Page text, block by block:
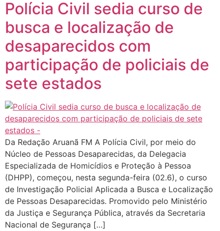
Polícia Civil sedia curso de
busca e localização de
desaparecidos com
participação de policiais de
sete estados
Da Redação Aruanã FM A Polícia Civil, por meio do
Núcleo de Pessoas Desaparecidas, da Delegacia
Especializada de Homicídios e Proteção à Pessoa
(DHPP), começou, nesta segunda-feira (02.6), o curso
de Investigação Policial Aplicada a Busca e Localização
de Pessoas Desaparecidas. Promovido pelo Ministério
da Justiça e Segurança Pública, através da Secretaria
Nacional de Segurança […]